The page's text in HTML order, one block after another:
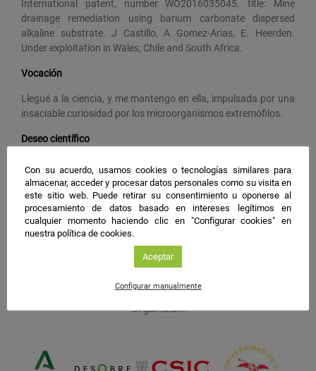
International patent, number WO2016035045. title: Mine
drainage remediation using barium carbonate dispersed
alkaline substrate. J Castillo, A Gomez-Arias, E. Heerden.
Under exploitation in Wales, Chile and South Africa.
Vocación
Llegué a la ciencia, y me mantengo en ella, impulsada por una
insaciable curiosidad por los microorganismos extremófilos.
Deseo científico
Será capaz de comprender y explicar cómo interactúan los
microorganismos en ambientes con altas concentraciones de
metales tóxicos, así como las reacciones químicas que les
permiten captar selectivamente ciertos metales.
#NIGHTSpain
Con su acuerdo, usamos cookies o tecnologías similares para
almacenar, acceder y procesar datos personales como su visita en
este sitio web. Puede retirar su consentimiento u oponerse al
procesamiento de datos basado en intereses legítimos en
cualquier momento haciendo clic en "Configurar cookies" en
nuestra política de cookies.
Aceptar
Configurar manualmente